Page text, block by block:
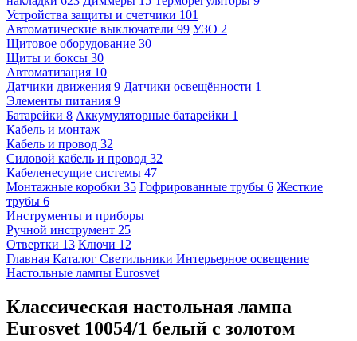
Устройства защиты и счетчики 101
Автоматические выключатели 99 УЗО 2
Щитовое оборудование 30
Щиты и боксы 30
Автоматизация 10
Датчики движения 9 Датчики освещённости 1
Элементы питания 9
Батарейки 8 Аккумуляторные батарейки 1
Кабель и монтаж
Кабель и провод 32
Силовой кабель и провод 32
Кабеленесущие системы 47
Монтажные коробки 35 Гофрированные трубы 6 Жесткие
трубы 6
Инструменты и приборы
Ручной инструмент 25
Отвертки 13 Ключи 12
Главная Каталог Светильники Интерьерное освещение
Настольные лампы Eurosvet
Классическая настольная лампа
Eurosvet 10054/1 белый с золотом